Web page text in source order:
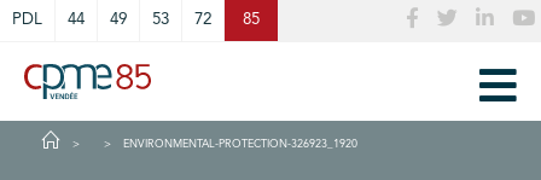
PDL 44 49 53 72 85
ENVIRONMENTAL-PROTECTION-326923_1920
Cookies management panel